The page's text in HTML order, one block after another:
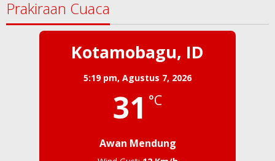
Prakiraan Cuaca
Kotamobagu, ID
5:19 pm, Agustus 7, 2026
31 °C
Awan Mendung